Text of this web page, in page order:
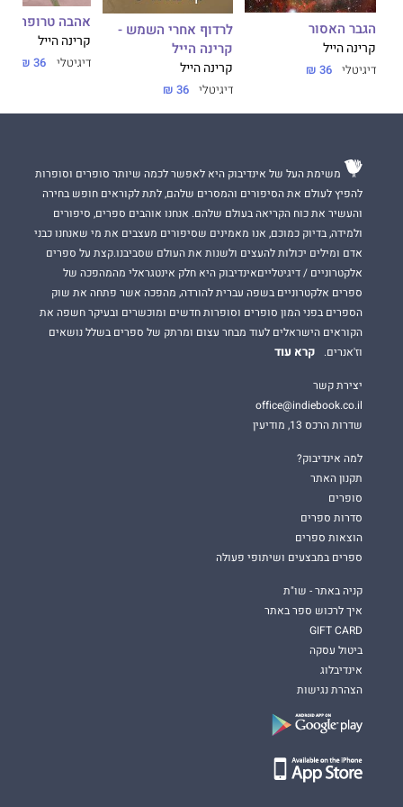
לא ציפיתי שכל חיי יתהפכו.
כשמגיעים משני עולמות מנוגדים, האם הלבבות יכולים להיפגש
בנקודה כלשהי באמצע?
או שמא רק באגדות הגיבורים חיים באושר ועושר עד עצם היום הזה?
נסיך שוודיהוא רומן רומנטי קסום, שובה לב ומשעשע. מיקס שנרקם
מפרי דמיונה של המחברת ומחלקים מחייהם של בני מלוכה אמיתיים.
תענוג צרוף של עומק, תבונה ובריחה מהמציאות.
קרינה הייל
כתבה למעלה מ־30 ספרים ומרביתם התברגו ברשימות
המובילות של הניו יורק טיימס, הוול סטריט ג'ורנל והיו־אס־איי טודיי.
עד כה תורגמו לעברית ספריה: לרדוף אחרי השמש, הגבר האסור
ואהבה טרופה.
הגבר האסור
קרינה הייל
דיגיטלי 36 ₪
לרדוף אחרי השמש -
קרינה הייל
קרינה הייל
דיגיטלי 36 ₪
אהבה טרופה
קרינה הייל
דיגיטלי 36 ₪
משימת העל של אינדיבוק היא לאפשר לכמה שיותר סופרים וסופרות
להפיץ לעולם את הסיפורים והמסרים שלהם, לתת לקוראים חופש בחירה
והעשיר את כוח הקריאה בעולם שלהם. אנחנו אוהבים ספרים, סיפורים
ולמידה, בדיוק כמוכם, אנו מאמינים שסיפורים מעצבים את מי שאנחנו כבני
אדם ומילים יכולות להעצים ולשנות את העולם שסביבנו.קצת על ספרים
אלקטרוניים / דיגיטלייםאינדיבוק היא חלק אינטגראלי מהמהפכה של
ספרים אלקטרוניים בשפה עברית להורדה, מהפכה אשר פתחה את שוק
הספרים בפני המון סופרים וסופרות חדשים ומוכשרים ובעיקר חשפה את
הקוראים הישראלים לעוד מבחר עצום ומרתק של ספרים בשלל נושאים
וז'אנרים.
קרא עוד
יצירת קשר
office@indiebook.co.il
שדרות הרכס 13, מודיעין
למה אינדיבוק?
תקנון האתר
סופרים
סדרות ספרים
הוצאות ספרים
ספרים במבצעים ושיתופי פעולה
קניה באתר - שו"ת
איך לרכוש ספר באתר
GIFT CARD
ביטול עסקה
אינדיבלוג
הצהרת נגישות